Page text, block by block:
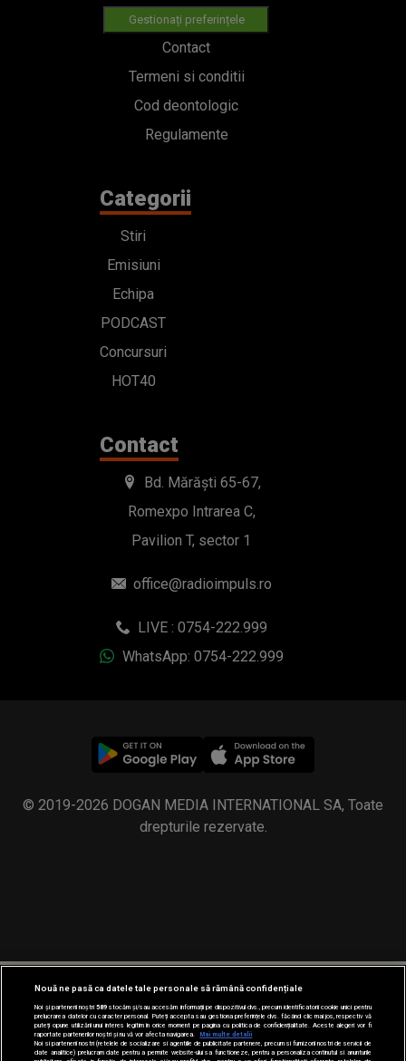
Gestionați preferințele
Contact
Termeni si conditii
Cod deontologic
Regulamente
Categorii
Stiri
Emisiuni
Echipa
PODCAST
Concursuri
HOT40
Contact
Bd. Mărăști 65-67,
Romexpo Intrarea C,
Pavilion T, sector 1
office@radioimpuls.ro
LIVE : 0754-222.999
WhatsApp: 0754-222.999
© 2019-2026 DOGAN MEDIA INTERNATIONAL SA, Toate
drepturile rezervate.
Nouă ne pasă ca datele tale personale să rămână confidențiale
Noi și partenerii noștri589stocăm și/sau accesăm informații pe dispozitivul dvs., precum identificatorii cookie unici pentru
prelucrarea datelor cu caracter personal. Puteți accepta sau gestiona preferințele dvs. făcând clic mai jos, respectiv vă
puteți opune utilizării unui interes legitim în orice moment pe pagina cu politica de confidențialitate. Aceste alegeri vor fi
raportate partenerilor noștri și nu vă vor afecta navigarea.
Mai multe detalii
Noi si partenerii nostri (retelele de socializare si agentiile de publicitate partenere, precum si furnizorii nostri de servicii de
date analitice) prelucram date pentru a permite website-ului sa functioneze, pentru a personaliza continutul si anunturile